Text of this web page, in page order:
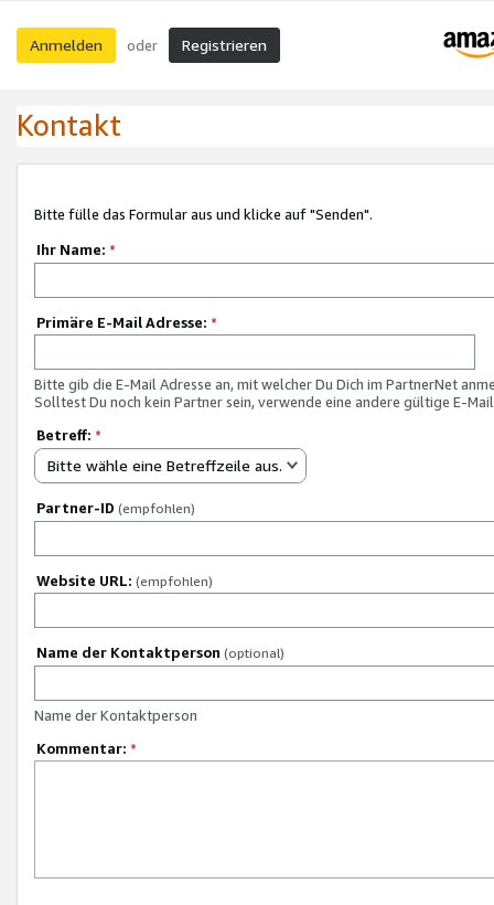
Anmelden oder Registrieren
Kontakt
Bitte fülle das Formular aus und klicke auf "Senden".
Ihr Name: *
Primäre E-Mail Adresse: *
Bitte gib die E-Mail Adresse an, mit welcher Du Dich im PartnerNet
Solltest Du noch kein Partner sein, verwende eine andere gültige E-
Betreff: *
Bitte wähle eine Betreffzeile aus.
Partner-ID (empfohlen)
Website URL: (empfohlen)
Name der Kontaktperson (optional)
Name der Kontaktperson
Kommentar: *